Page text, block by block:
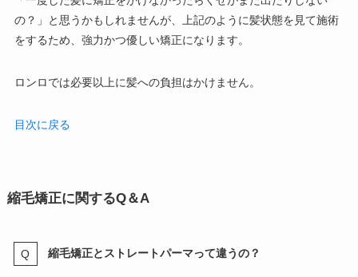
の？」と思うかもしれませんが、上記のように髪状態を見て施術
をするため、強力かつ優しい矯正になります。
ロンロでは必要以上に髪への負担はかけません。
目次に戻る
縮毛矯正に関するQ＆A
縮毛矯正とストレートパーマって違うの？